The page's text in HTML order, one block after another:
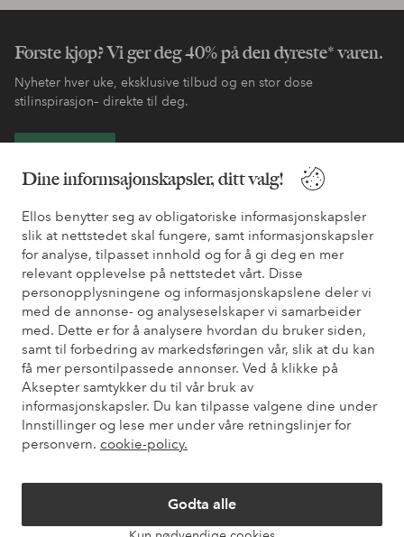
Dine informsajonskapsler, ditt valg!
Ellos benytter seg av obligatoriske informasjonskapsler
slik at nettstedet skal fungere, samt informasjonskapsler
for analyse, tilpasset innhold og for å gi deg en mer
relevant opplevelse på nettstedet vårt. Disse
personopplysningene og informasjonskapslene deler vi
med de annonse- og analyseselskaper vi samarbeider
med. Dette er for å analysere hvordan du bruker siden,
samt til forbedring av markedsføringen vår, slik at du kan
få mer persontilpassede annonser. Ved å klikke på
Aksepter samtykker du til vår bruk av
informasjonskapsler. Du kan tilpasse valgene dine under
Innstillinger og lese mer under våre retningslinjer for
personvern. cookie-policy.
Godta alle
Første kjøp? Vi ger deg 40% på den dyreste* varen.
Nyheter hver uke, eksklusive tilbud og en stor dose
stilinspirasjon– direkte til deg.
Trenger du hjelp?
Du finner svar på de vanligste spørsmålene i vår FAQ. Du finner
også informasjon om hvordan du kan kontakte oss.
Kundeservice Betalingsmåte
Mine sider
Om Ellos